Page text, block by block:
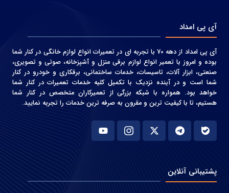
آی پی امداد
آی پی امداد از دهه 70 با تجربه ای در تعمیرات انواع لوازم خانگی در کنار شما
بوده و امروز با تعمیر انواع لوازم برقی منزل و آشپزخانه، صوتی و‌ تصویری،
صنعتی، ابزار آلات، تاسیسات، خدمات ساختمانی، برقکاری و خودرو در کنار
شما است و در آینده نزدیک با تکمیل کلیه خدمات تعمیرات در کنار شما
خواهد بود. همواره با شبکه بزرگی از تعمیرکاران متخصص در کنار شما
هستیم، تا با کیفیت ترین و مقرون به صرفه ترین خدمات را تجربه نمایید.
پشتیبانی آنلاین